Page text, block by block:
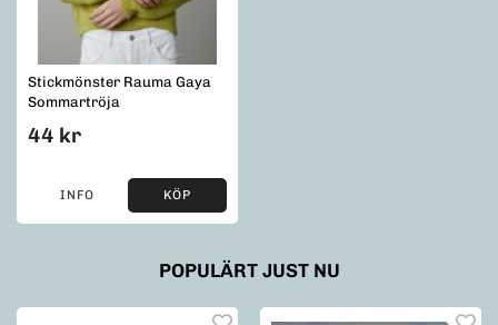
Stickmönster Rauma Gaya
Sommartröja
44 kr
INFO KÖP
POPULÄRT JUST NU